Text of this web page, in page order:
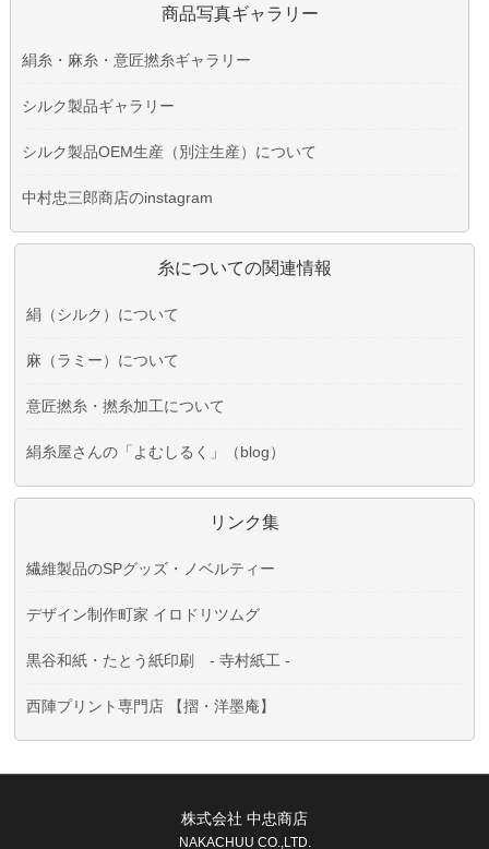
商品写真ギャラリー
絹糸・麻糸・意匠撚糸ギャラリー
シルク製品ギャラリー
シルク製品OEM生産（別注生産）について
中村忠三郎商店のinstagram
糸についての関連情報
絹（シルク）について
麻（ラミー）について
意匠撚糸・撚糸加工について
絹糸屋さんの「よむしるく」（blog）
リンク集
繊維製品のSPグッズ・ノベルティー
デザイン制作町家 イロドリツムグ
黒谷和紙・たとう紙印刷 - 寺村紙工 -
西陣プリント専門店 【摺・洋墨庵】
株式会社 中忠商店
NAKACHUU CO.,LTD.